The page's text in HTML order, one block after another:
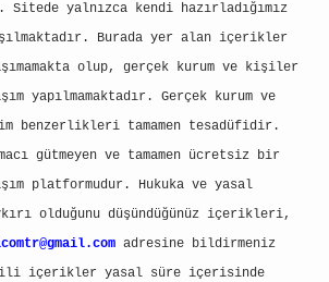
Sitede yalnızca kendi hazırladığımız
Burada yer alan içerikler
olup, gerçek kurum ve kişiler
yapılmamaktadır. Gerçek kurum ve
tamamen tesadüfidir.
gütmeyen ve tamamen ücretsiz bir
platformudur. Hukuka ve yasal
olduğunu düşündüğünüz içerikleri,
adresine bildirmeniz
içerikler yasal süre içerisinde